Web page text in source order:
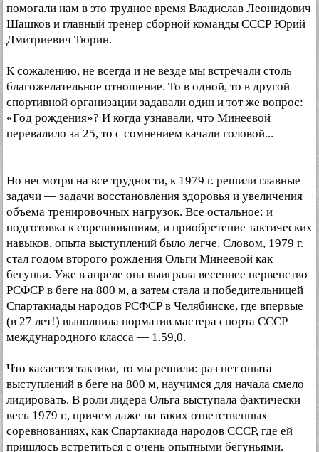
помогали нам в это трудное время Владислав Леонидович
Шашков и главный тренер сборной команды СССР Юрий
Дмитриевич Тюрин.
К сожалению, не всегда и не везде мы встречали столь
благожелательное отношение. То в одной, то в другой
спортивной организации задавали один и тот же вопрос:
«Год рождения»? И когда узнавали, что Минеевой
перевалило за 25, то с сомнением качали головой...
Но несмотря на все трудности, к 1979 г. решили главные
задачи — задачи восстановления здоровья и увеличения
объема тренировочных нагрузок. Все остальное: и
подготовка к соревнованиям, и приобретение тактических
навыков, опыта выступлений было легче. Словом, 1979 г.
стал годом второго рождения Ольги Минеевой как
бегуньи. Уже в апреле она выиграла весеннее первенство
РСФСР в беге на 800 м, а затем стала и победительницей
Спартакиады народов РСФСР в Челябинске, где впервые
(в 27 лет!) выполнила норматив мастера спорта СССР
международного класса — 1.59,0.
Что касается тактики, то мы решили: раз нет опыта
выступлений в беге на 800 м, научимся для начала смело
лидировать. В роли лидера Ольга выступала фактически
весь 1979 г., причем даже на таких ответственных
соревнованиях, как Спартакиада народов СССР, где ей
пришлось встретиться с очень опытными бегуньями.